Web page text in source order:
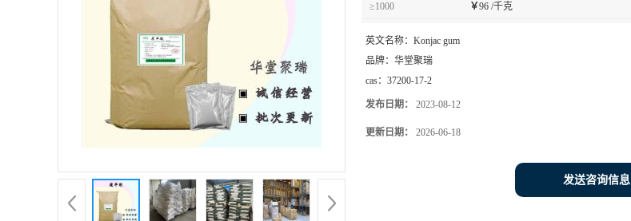
≥1000 ￥96 /千克
英文名称： Konjac gum
品牌： 华堂聚瑞
cas： 37200-17-2
发布日期： 2023-08-12
更新日期： 2026-06-18
发送咨询信息